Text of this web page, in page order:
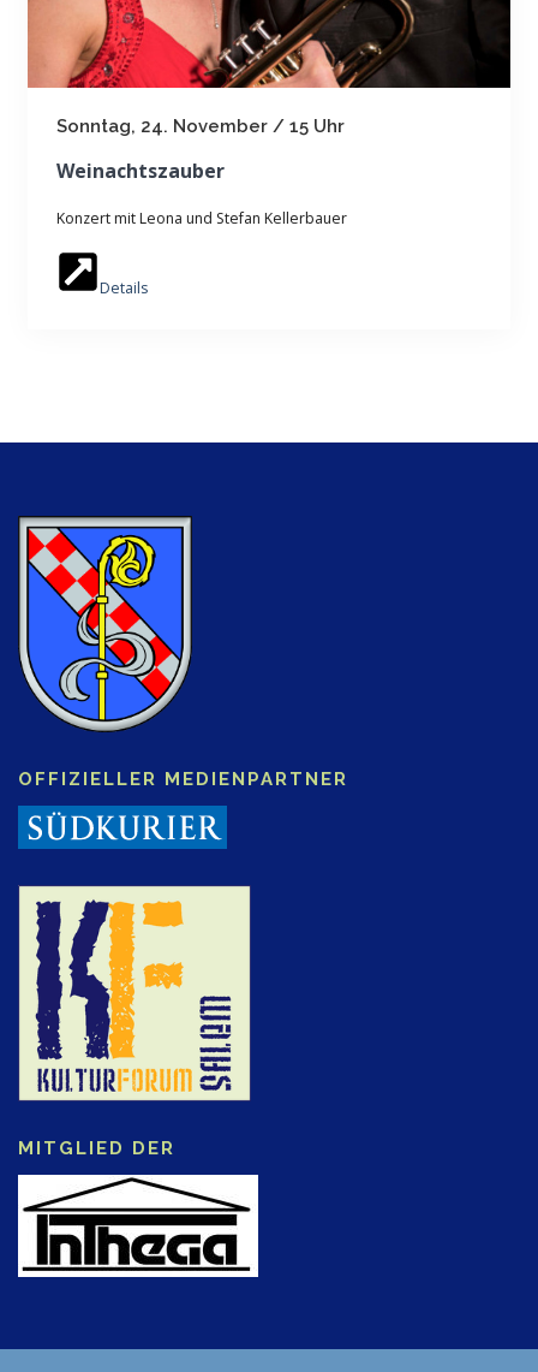
Sonntag, 24. November / 15 Uhr
Weinachtszauber
Konzert mit Leona und Stefan Kellerbauer
Details
OFFIZIELLER MEDIENPARTNER
MITGLIED DER